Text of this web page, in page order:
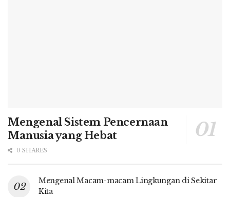
Mengenal Sistem Pencernaan
Manusia yang Hebat
0 SHARES
Mengenal Macam-macam Lingkungan di Sekitar
Kita